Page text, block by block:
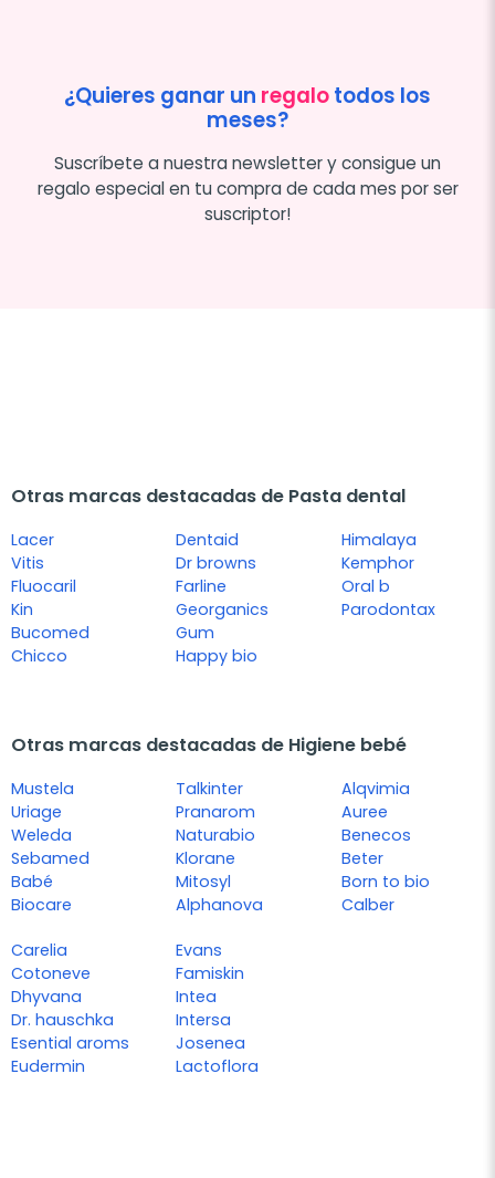
¿Quieres ganar un regalotodos los
meses?
Suscríbete a nuestra newsletter y consigue un
regalo especial en tu compra de cada mes por ser
suscriptor!
Otras marcas destacadas de Pasta dental
Lacer
Vitis
Fluocaril
Kin
Bucomed
Chicco
Dentaid
Dr browns
Farline
Georganics
Gum
Happy bio
Himalaya
Kemphor
Oral b
Parodontax
Otras marcas destacadas de Higiene bebé
Mustela
Uriage
Weleda
Sebamed
Babé
Biocare
Talkinter
Pranarom
Naturabio
Klorane
Mitosyl
Alphanova
Alqvimia
Auree
Benecos
Beter
Born to bio
Calber
Carelia
Cotoneve
Dhyvana
Dr. hauschka
Esential aroms
Eudermin
Evans
Famiskin
Intea
Intersa
Josenea
Lactoflora